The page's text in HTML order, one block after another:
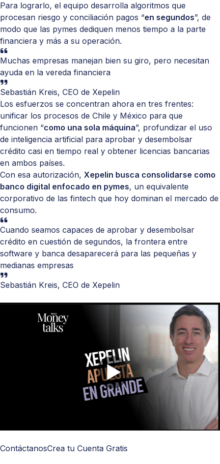
Para lograrlo, el equipo desarrolla algoritmos que
procesan riesgo y conciliación pagos “en segundos”, de
modo que las pymes dediquen menos tiempo a la parte
financiera y más a su operación.
Muchas empresas manejan bien su giro, pero necesitan
ayuda en la vereda financiera
Sebastián Kreis, CEO de Xepelin
Los esfuerzos se concentran ahora en tres frentes:
unificar los procesos de Chile y México para que
funcionen “como una sola máquina”, profundizar el uso
de inteligencia artificial para aprobar y desembolsar
crédito casi en tiempo real y obtener licencias bancarias
en ambos países.
Con esa autorización, Xepelin busca consolidarse como
banco digital enfocado en pymes, un equivalente
corporativo de las fintech que hoy dominan el mercado de
consumo.
Cuando seamos capaces de aprobar y desembolsar
crédito en cuestión de segundos, la frontera entre
software y banca desaparecerá para las pequeñas y
medianas empresas
Sebastián Kreis, CEO de Xepelin
ContáctanosCrea tu Cuenta Gratis